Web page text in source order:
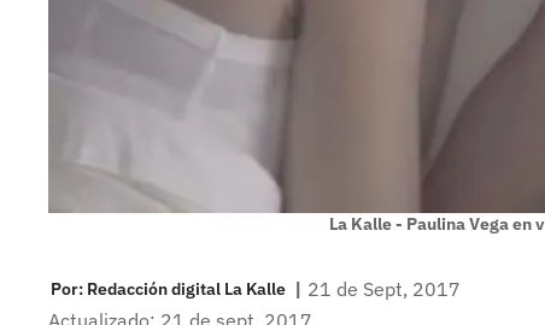
La Kalle - Paulina Vega en
Por: Redacción digital La Kalle | 21 de Sept, 2017